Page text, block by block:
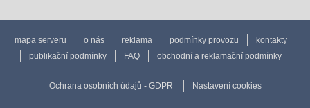
mapa serveru o nás reklama podmínky provozu
kontakty
publikační podmínky
FAQ obchodní a reklamační podmínky
Ochrana osobních údajů - GDPR Nastavení cookies